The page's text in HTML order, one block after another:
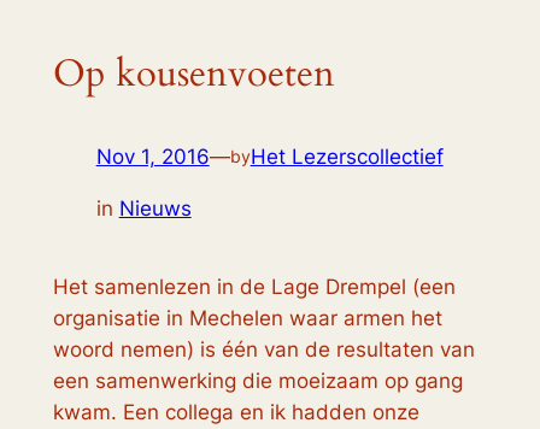
Op kousenvoeten
Nov 1, 2016—byHet Lezerscollectief
in Nieuws
Het samenlezen in de Lage Drempel (een
organisatie in Mechelen waar armen het
woord nemen) is één van de resultaten van
een samenwerking die moeizaam op gang
kwam. Een collega en ik hadden onze